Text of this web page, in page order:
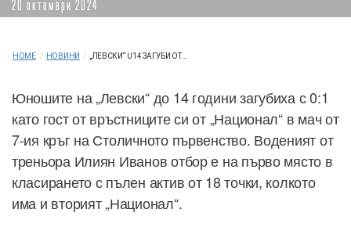
20 октомври 2024
HOME / НОВИНИ / „ЛЕВСКИ“ U14 ЗАГУБИ ОТ...
Юношите на „Левски“ до 14 години загубиха с 0:1
като гост от връстниците си от „Национал“ в мач от
7-ия кръг на Столичното първенство. Воденият от
треньора Илиян Иванов отбор е на първо място в
класирането с пълен актив от 18 точки, колкото
има и вторият „Национал“.